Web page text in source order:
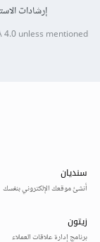
إرشادات
4.0unless mentioned